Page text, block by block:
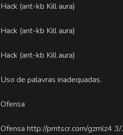
Hack (ant-kb Kill aura)
Hack (ant-kb Kill aura)
Hack (ant-kb Kill aura)
Uso de palavras inadequadas.
Ofensa
Ofensa http://prntscr.com/gzmlz4